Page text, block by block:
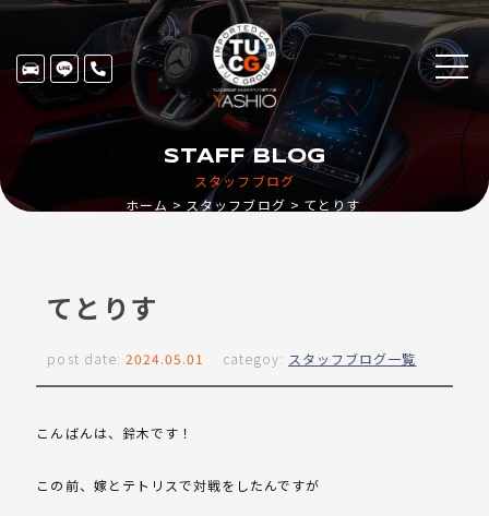
スタッフブログ
STAFF BLOG
ホーム スタッフブログ てとりす
てとりす
post date: 2024.05.01 categoy: スタッフブログ一覧
こんばんは、鈴木です！
この前、嫁とテトリスで対戦をしたんですが